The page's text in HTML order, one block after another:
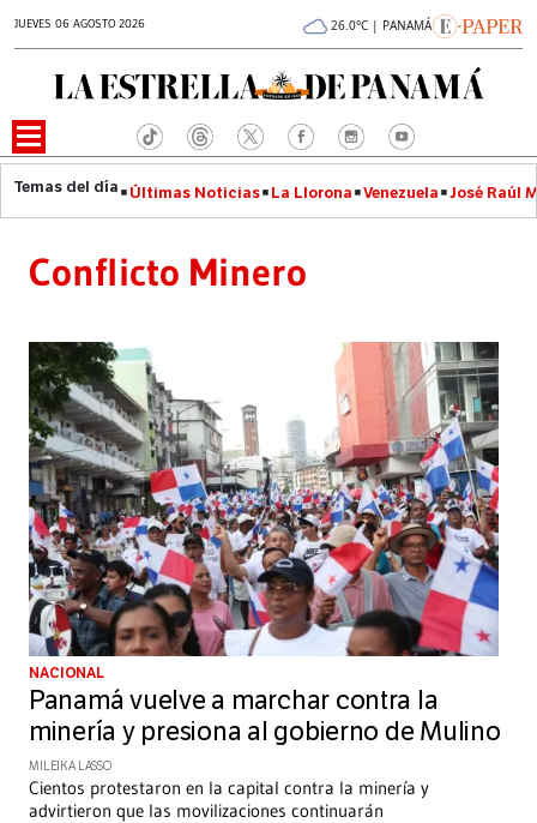
JUEVES 06 AGOSTO 2026 26.0°C | PANAMÁ
Últimas Noticias La Llorona Venezuela José Raúl
Conflicto Minero
NACIONAL
Panamá vuelve a marchar contra la
minería y presiona al gobierno de Mulino
MILEIKA LASSO
Cientos protestaron en la capital contra la minería y
advirtieron que las movilizaciones continuarán